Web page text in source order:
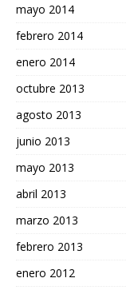
mayo 2014
febrero 2014
enero 2014
octubre 2013
agosto 2013
junio 2013
mayo 2013
abril 2013
marzo 2013
febrero 2013
enero 2012